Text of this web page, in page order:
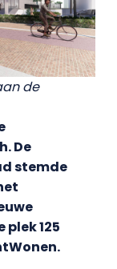
de
De
stemde
125